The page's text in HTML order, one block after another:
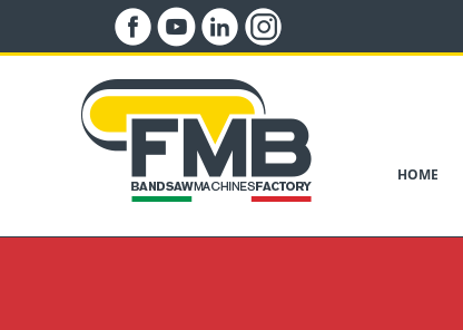
HOME